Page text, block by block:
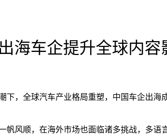
海车企提升全球内容
，全球汽车产业格局重塑，中国车企出
风顺，在海外市场也面临诸多挑战，多